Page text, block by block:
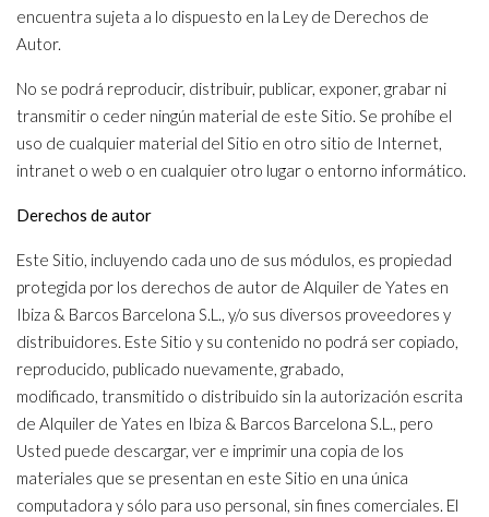
encuentra sujeta a lo dispuesto en la Ley de Derechos de
Autor.
No se podrá reproducir, distribuir, publicar, exponer, grabar ni
transmitir o ceder ningún material de este Sitio. Se prohíbe el
uso de cualquier material del Sitio en otro sitio de Internet,
intranet o web o en cualquier otro lugar o entorno informático.
Derechos de autor
Este Sitio, incluyendo cada uno de sus módulos, es propiedad
protegida por los derechos de autor de Alquiler de Yates en
Ibiza & Barcos Barcelona S.L., y/o sus diversos proveedores y
distribuidores. Este Sitio y su contenido no podrá ser copiado,
reproducido, publicado nuevamente, grabado,
modificado, transmitido o distribuido sin la autorización escrita
de Alquiler de Yates en Ibiza & Barcos Barcelona S.L., pero
Usted puede descargar, ver e imprimir una copia de los
materiales que se presentan en este Sitio en una única
computadora y sólo para uso personal, sin fines comerciales. El